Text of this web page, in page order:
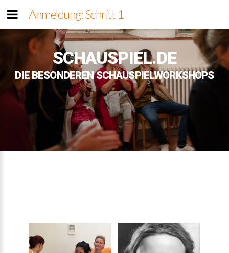
SCHAUSPIEL.DE
DIE BESONDEREN SCHAUSPIELWORKSHOPS
Anmeldung: Schritt 1